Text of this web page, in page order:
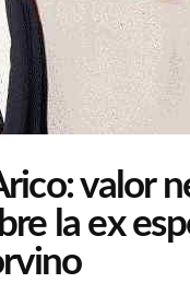
valor
la ex